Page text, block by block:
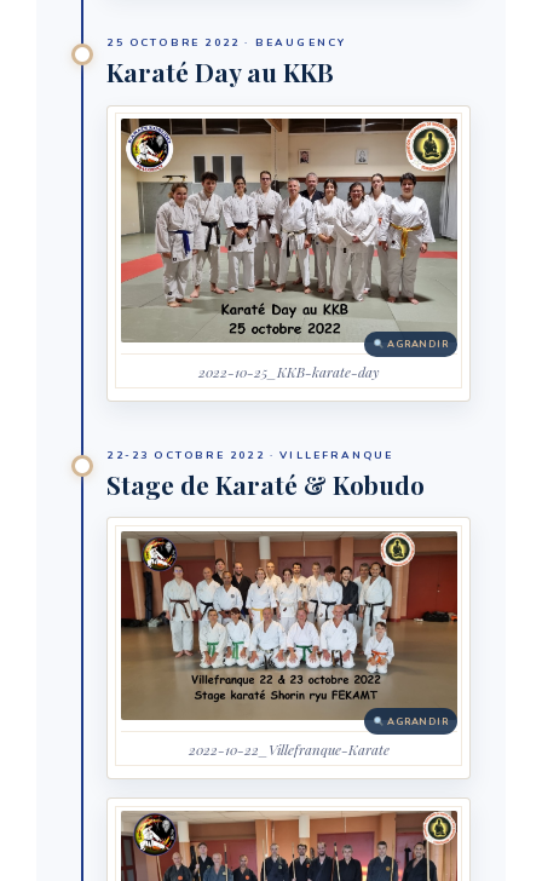
25 OCTOBRE 2022 · BEAUGENCY
Karaté Day au KKB
AGRANDIR
2022-10-25_KKB-karate-day
22-23 OCTOBRE 2022 · VILLEFRANQUE
Stage de Karaté & Kobudo
AGRANDIR
2022-10-22_Villefranque-Karate